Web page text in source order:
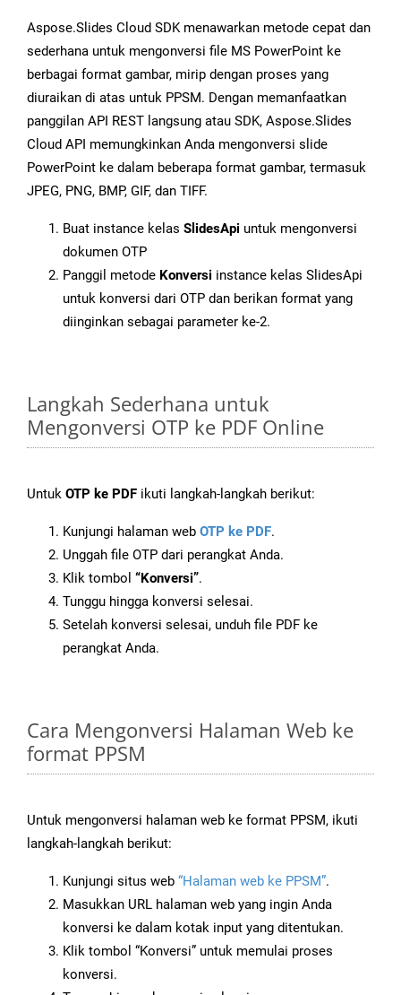
Aspose.Slides Cloud SDK menawarkan metode cepat dan
sederhana untuk mengonversi file MS PowerPoint ke
berbagai format gambar, mirip dengan proses yang
diuraikan di atas untuk PPSM. Dengan memanfaatkan
panggilan API REST langsung atau SDK, Aspose.Slides
Cloud API memungkinkan Anda mengonversi slide
PowerPoint ke dalam beberapa format gambar, termasuk
JPEG, PNG, BMP, GIF, dan TIFF.
Buat instance kelas SlidesApi untuk mengonversi
dokumen OTP
Panggil metode Konversi instance kelas SlidesApi
untuk konversi dari OTP dan berikan format yang
diinginkan sebagai parameter ke-2.
Langkah Sederhana untuk
Mengonversi OTP ke PDF Online
Untuk OTP ke PDF ikuti langkah-langkah berikut:
Kunjungi halaman web OTP ke PDF.
Unggah file OTP dari perangkat Anda.
Klik tombol “Konversi”.
Tunggu hingga konversi selesai.
Setelah konversi selesai, unduh file PDF ke
perangkat Anda.
Cara Mengonversi Halaman Web ke
format PPSM
Untuk mengonversi halaman web ke format PPSM, ikuti
langkah-langkah berikut:
Kunjungi situs web “Halaman web ke PPSM”.
Masukkan URL halaman web yang ingin Anda
konversi ke dalam kotak input yang ditentukan.
Klik tombol “Konversi” untuk memulai proses
konversi.